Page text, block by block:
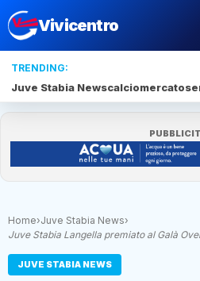
Vivicentro
TRENDING:
Juve Stabia Newscalciomercato
Home›Juve Stabia News›
Juve Stabia Langella premiato al Galà
JUVE STABIA NEWS